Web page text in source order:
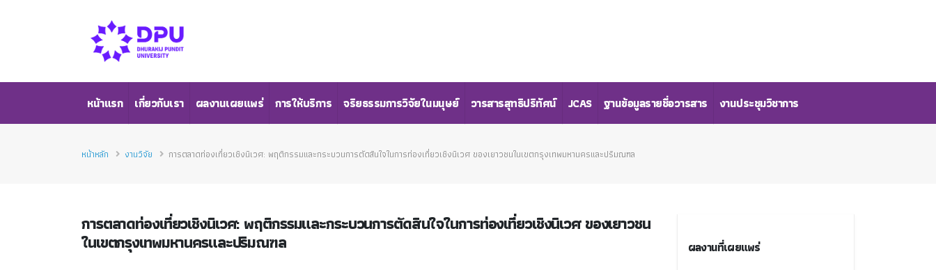
หน้าแรก เกี่ยวกับเรา ผลงานเผยแพร่ การให้บริการ จริยธรรมการวิจัยในมนุษย์ วารสารสุทธิปริทัศน์ JCAS ฐานข้อมูลรายชื่อวารสาร งานประชุมวิชาการ
หน้าหลัก งานวิจัย การตลาดท่องเที่ยวเชิงนิเวศ: พฤติกรรมและกระบวนการตัดสินใจในการท่องเที่ยวเชิงนิเวศ ของเยาวชนในเขตกรุงเทพมหานครและปริมณฑล
การตลาดท่องเที่ยวเชิงนิเวศ: พฤติกรรมและกระบวนการตัดสินใจในการท่องเที่ยวเชิงนิเวศ ของเยาวชน
ในเขตกรุงเทพมหานครและปริมณฑล ผลงานที่เผยแพร่